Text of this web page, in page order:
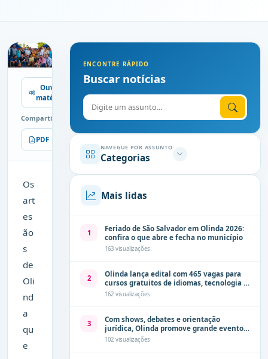
Ouvir
matéria
Compartilhe
PDF Imprimir
Os
art
es
ão
s
de
Oli
nd
a
qu
e
ENCONTRE RÁPIDO
Buscar notícias
Digite o assunto
NAVEGUE POR ASSUNTO
Categorias
Mais lidas
1
Feriado de São Salvador em Olinda 2026:
confira o que abre e fecha no município
163 visualizações
2
Olinda lança edital com 465 vagas para
cursos gratuitos de idiomas, tecnologia e
comunicação
162 visualizações
3
Com shows, debates e orientação
jurídica, Olinda promove grande evento
de combate à violência contra a mulher
neste sábado (8)
102 visualizações